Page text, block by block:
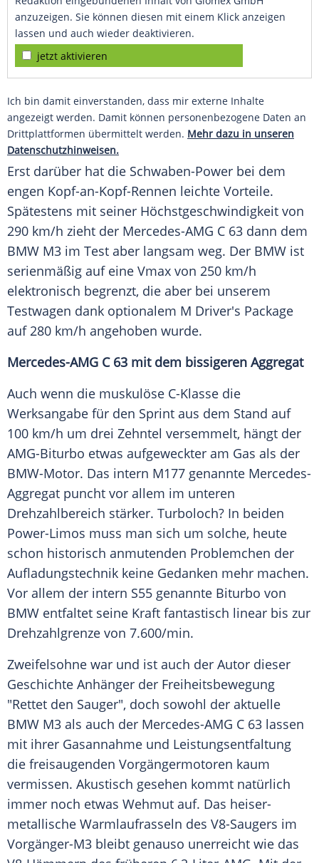
anzuzeigen. Sie können diesen mit einem Klick anzeigen
lassen und auch wieder deaktivieren.
jetzt aktivieren
Ich bin damit einverstanden, dass mir externe Inhalte
angezeigt werden. Damit können personenbezogene Daten an
Drittplattformen übermittelt werden. Mehr dazu in unseren
Datenschutzhinweisen.
Erst darüber hat die Schwaben-Power bei dem
engen Kopf-an-Kopf-Rennen leichte Vorteile.
Spätestens mit seiner Höchstgeschwindigkeit von
290 km/h zieht der Mercedes-AMG C 63 dann dem
BMW M3 im Test aber langsam weg. Der BMW ist
serienmäßig auf eine Vmax von 250 km/h
elektronisch begrenzt, die aber bei unserem
Testwagen dank optionalem M Driver's Package
auf 280 km/h angehoben wurde.
Mercedes-AMG C 63 mit dem bissigeren Aggregat
Auch wenn die muskulöse C-Klasse die
Werksangabe für den Sprint aus dem Stand auf
100 km/h um drei Zehntel versemmelt, hängt der
AMG-Biturbo etwas aufgeweckter am Gas als der
BMW-Motor. Das intern M177 genannte Mercedes-
Aggregat puncht vor allem im unteren
Drehzahlbereich stärker. Turboloch? In beiden
Power-Limos muss man sich um solche, heute
schon historisch anmutenden Problemchen der
Aufladungstechnik keine Gedanken mehr machen.
Vor allem der intern S55 genannte Biturbo von
BMW entfaltet seine Kraft fantastisch linear bis zur
Drehzahlgrenze von 7.600/min.
Zweifelsohne war und ist auch der Autor dieser
Geschichte Anhänger der Freiheitsbewegung
"Rettet den Sauger", doch sowohl der aktuelle
BMW M3 als auch der Mercedes-AMG C 63 lassen
mit ihrer Gasannahme und Leistungsentfaltung
die freisaugenden Vorgängermotoren kaum
vermissen. Akustisch gesehen kommt natürlich
immer noch etwas Wehmut auf. Das heiser-
metallische Warmlaufrasseln des V8-Saugers im
Vorgänger-M3 bleibt genauso unerreicht wie das